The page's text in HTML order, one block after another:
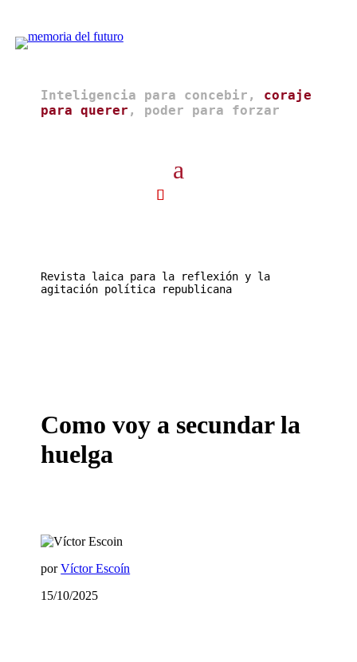
Inteligencia para concebir, coraje
para querer , poder para forzar
Revista laica para la reflexión y la
agitación política republicana
Como voy a secundar la
huelga
porVíctor Escoín
15/10/2025